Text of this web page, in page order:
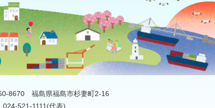
8670 福島県福島市杉妻町2-16
024-521-1111(代表)